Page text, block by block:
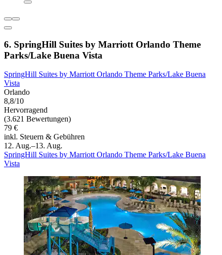
6. SpringHill Suites by Marriott Orlando Theme
Parks/Lake Buena Vista
SpringHill Suites by Marriott Orlando Theme Parks/Lake Buena
Vista
Orlando
8,8/10
Hervorragend
(3.621 Bewertungen)
79 €
inkl. Steuern & Gebühren
12. Aug.–13. Aug.
SpringHill Suites by Marriott Orlando Theme Parks/Lake Buena
Vista